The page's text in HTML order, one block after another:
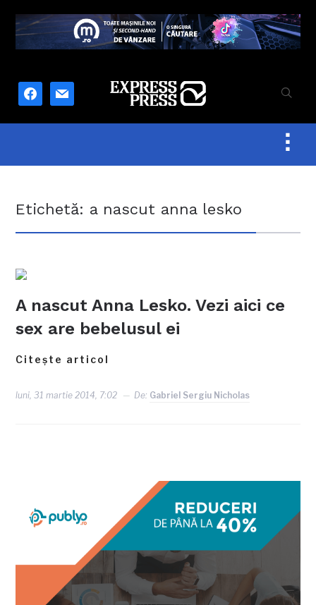
facebook
mail
Etichetă: a nascut anna lesko
A nascut Anna Lesko. Vezi aici ce
sex are bebelusul ei
Citește articol
luni, 31 martie 2014, 7:02 De: Gabriel Sergiu Nicholas